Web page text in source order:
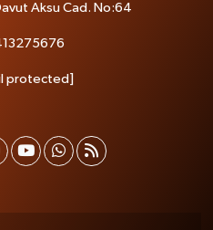
Aksu Cad. No:64
protected]